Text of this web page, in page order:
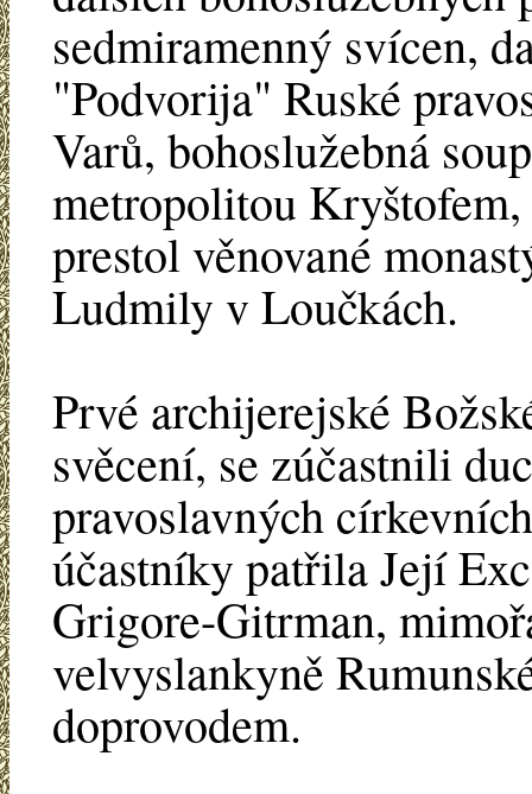
sedmiramenný svícen,
"Podvorija" Ruské
Varů, bohoslužebná
metropolitou
prestol věnované
Ludmily v Loučkách.
Prvé archijerejské
svěcení, se zúčastnili
pravoslavných
účastníky patřila Její
Grigore-Gitrman,
velvyslankyně
doprovodem.